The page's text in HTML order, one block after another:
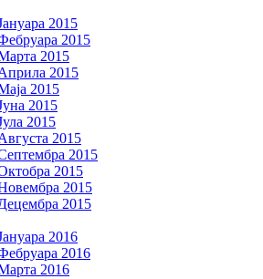
2015
2015
2015
2015
2015
2015
2015
2015
2015
2015
2015
2015
2016
2016
2016